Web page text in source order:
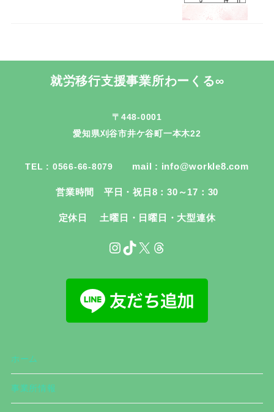
就労移行支援事業所わーくる∞
〒448-0001
愛知県刈谷市井ケ谷町一本木22
TEL : 0566-66-8079 mail : info@workle8.com
営業時間 平日・祝日8：30～17：30
定休日 土曜日・日曜日・大型連休
ホーム
事業所情報